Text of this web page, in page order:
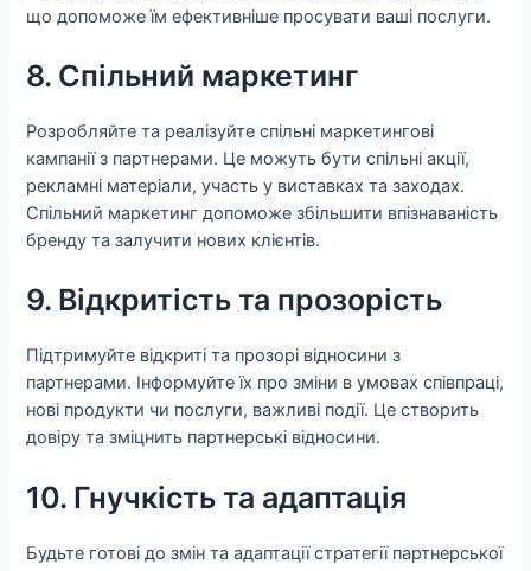
що допоможе їм ефективніше просувати ваші послуги.
8. Спільний маркетинг
Розробляйте та реалізуйте спільні маркетингові
кампанії з партнерами. Це можуть бути спільні акції,
рекламні матеріали, участь у виставках та заходах.
Спільний маркетинг допоможе збільшити впізнаваність
бренду та залучити нових клієнтів.
9. Відкритість та прозорість
Підтримуйте відкриті та прозорі відносини з
партнерами. Інформуйте їх про зміни в умовах співпраці,
нові продукти чи послуги, важливі події. Це створить
довіру та зміцнить партнерські відносини.
10. Гнучкість та адаптація
Будьте готові до змін та адаптації стратегії партнерської